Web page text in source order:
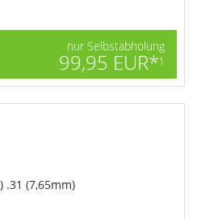
nur Selbstabholung
99,95 EUR*1